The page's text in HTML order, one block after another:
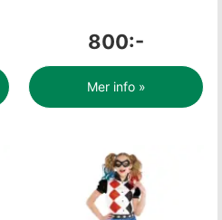
800:-
Mer info »